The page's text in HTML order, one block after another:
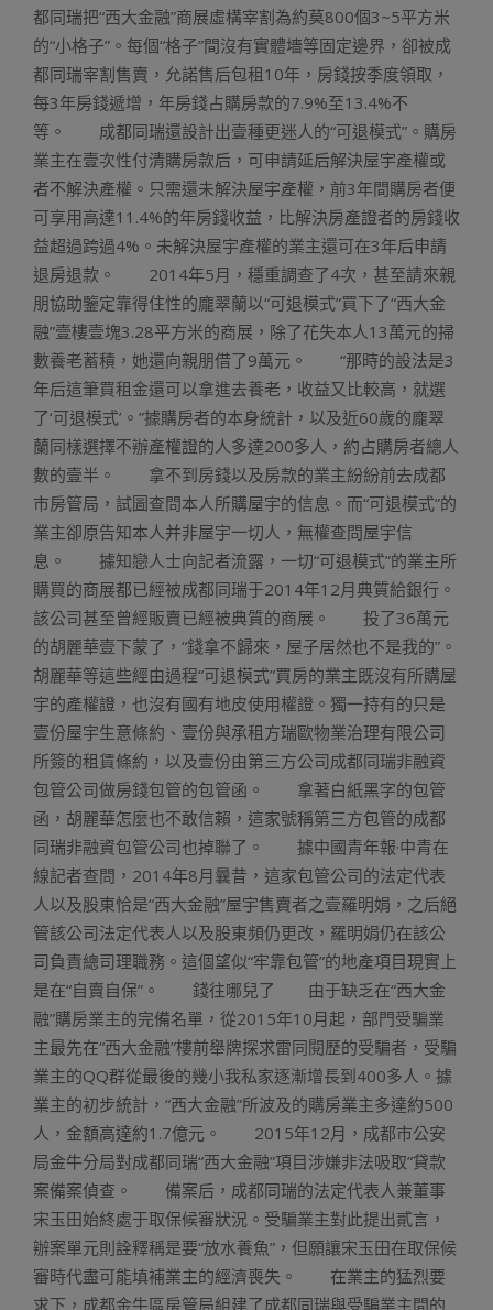
都同瑞把“西大金融”商展虛構宰割為約莫800個3~5平方米
的“小格子”。每個“格子”間沒有實體墻等固定邊界，卻被成
都同瑞宰割售賣，允諾售后包租10年，房錢按季度領取，
每3年房錢遞增，年房錢占購房款的7.9%至13.4%不
等。 成都同瑞還設計出壹種更迷人的“可退模式”。購房
業主在壹次性付清購房款后，可申請延后解決屋宇產權或
者不解決產權。只需還未解決屋宇產權，前3年間購房者便
可享用高達11.4%的年房錢收益，比解決房產證者的房錢收
益超過跨過4%。未解決屋宇產權的業主還可在3年后申請
退房退款。 2014年5月，穩重調查了4次，甚至請來親
朋協助鑒定靠得住性的龐翠蘭以“可退模式”買下了“西大金
融”壹樓壹塊3.28平方米的商展，除了花失本人13萬元的掃
數養老蓄積，她還向親朋借了9萬元。 “那時的設法是3
年后這筆買租金還可以拿進去養老，收益又比較高，就選
了‘可退模式’。”據購房者的本身統計，以及近60歲的龐翠
蘭同樣選擇不辦產權證的人多達200多人，約占購房者總人
數的壹半。 拿不到房錢以及房款的業主紛紛前去成都
市房管局，試圖查問本人所購屋宇的信息。而“可退模式”的
業主卻原告知本人并非屋宇一切人，無權查問屋宇信
息。 據知戀人士向記者流露，一切“可退模式”的業主所
購買的商展都已經被成都同瑞于2014年12月典質給銀行。
該公司甚至曾經販賣已經被典質的商展。 投了36萬元
的胡麗華壹下蒙了，“錢拿不歸來，屋子居然也不是我的”。
胡麗華等這些經由過程“可退模式”買房的業主既沒有所購屋
宇的產權證，也沒有國有地皮使用權證。獨一持有的只是
壹份屋宇生意條約、壹份與承租方瑞歐物業治理有限公司
所簽的租賃條約，以及壹份由第三方公司成都同瑞非融資
包管公司做房錢包管的包管函。 拿著白紙黑字的包管
函，胡麗華怎麼也不敢信賴，這家號稱第三方包管的成都
同瑞非融資包管公司也掉聯了。 據中國青年報·中青在
線記者查問，2014年8月曩昔，這家包管公司的法定代表
人以及股東恰是“西大金融”屋宇售賣者之壹羅明娟，之后絕
管該公司法定代表人以及股東頻仍更改，羅明娟仍在該公
司負責總司理職務。這個望似“牢靠包管”的地產項目現實上
是在“自賣自保”。 錢往哪兒了 由于缺乏在“西大金
融”購房業主的完備名單，從2015年10月起，部門受騙業
主最先在“西大金融”樓前舉牌探求雷同閱歷的受騙者，受騙
業主的QQ群從最後的幾小我私家逐漸增長到400多人。據
業主的初步統計，“西大金融”所波及的購房業主多達約500
人，金額高達約1.7億元。 2015年12月，成都市公安
局金牛分局對成都同瑞“西大金融”項目涉嫌非法吸取”貸款
案備案偵查。 備案后，成都同瑞的法定代表人兼董事
宋玉田始終處于取保候審狀況。受騙業主對此提出貳言，
辦案單元則詮釋稱是要“放水養魚”，但願讓宋玉田在取保候
審時代盡可能填補業主的經濟喪失。 在業主的猛烈要
求下，成都金牛區房管局組建了成都同瑞與受騙業主間的